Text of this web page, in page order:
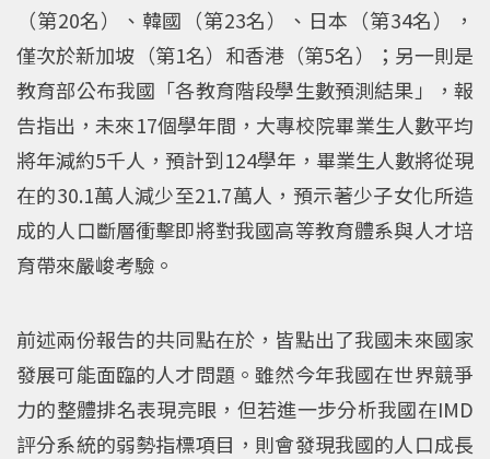
（第20名）、韓國（第23名）、日本（第34名），
僅次於新加坡（第1名）和香港（第5名）；另一則是
教育部公布我國「各教育階段學生數預測結果」，報
告指出，未來17個學年間，大專校院畢業生人數平均
將年減約5千人，預計到124學年，畢業生人數將從現
在的30.1萬人減少至21.7萬人，預示著少子女化所造
成的人口斷層衝擊即將對我國高等教育體系與人才培
育帶來嚴峻考驗。
前述兩份報告的共同點在於，皆點出了我國未來國家
發展可能面臨的人才問題。雖然今年我國在世界競爭
力的整體排名表現亮眼，但若進一步分析我國在IMD
評分系統的弱勢指標項目，則會發現我國的人口成長